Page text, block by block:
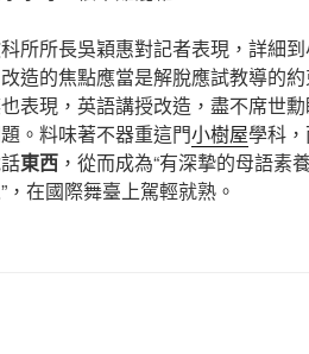
所長吳穎惠對記者表現，詳細到
改造的焦點應當是解脫應試教導的
表現，英語講授改造，盡不席世
。料味著不器重這門小樹屋學科
東西 ，從而成為“有深摯的母語素
在國際舞臺上駕輕就熟。